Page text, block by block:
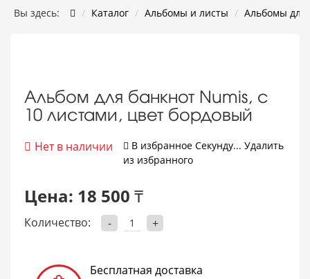
Вы здесь: Каталог Альбомы и листы Альбомы для
Альбом для банкнот Numis, с
10 листами, цвет бордовый
Нет в наличии В избранное Cекунду... Удалить
из избранного
Цена: 18 500 ₸
Количество: - +
Бесплатная доставка